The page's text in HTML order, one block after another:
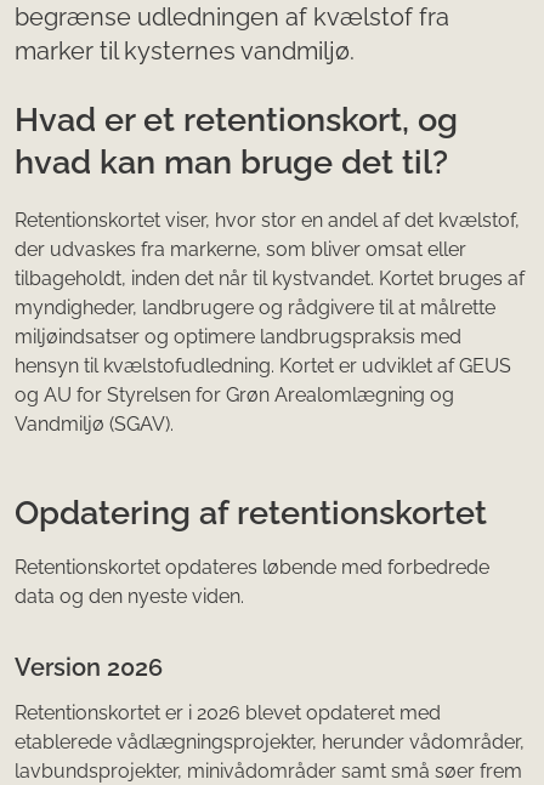
begrænse udledningen af kvælstof fra
marker til kysternes vandmiljø.
Hvad er et retentionskort, og
hvad kan man bruge det til?
Retentionskortet viser, hvor stor en andel af det kvælstof,
der udvaskes fra markerne, som bliver omsat eller
tilbageholdt, inden det når til kystvandet. Kortet bruges af
myndigheder, landbrugere og rådgivere til at målrette
miljøindsatser og optimere landbrugspraksis med
hensyn til kvælstofudledning. Kortet er udviklet af GEUS
og AU for Styrelsen for Grøn Arealomlægning og
Vandmiljø (SGAV).
Opdatering af retentionskortet
Retentionskortet opdateres løbende med forbedrede
data og den nyeste viden.
Version 2026
Retentionskortet er i 2026 blevet opdateret med
etablerede vådlægningsprojekter, herunder vådområder,
lavbundsprojekter, minivådområder samt små søer frem